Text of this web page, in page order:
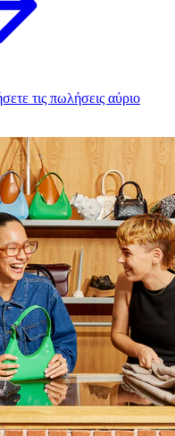
τις πωλήσεις αύριο